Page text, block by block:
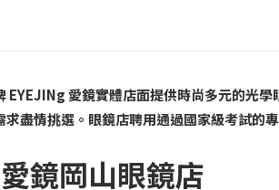
EYEJINg 愛鏡實體店面提供時尚多元的光
盡情挑選。眼鏡店聘用通過國家級考試的
鏡岡山眼鏡店